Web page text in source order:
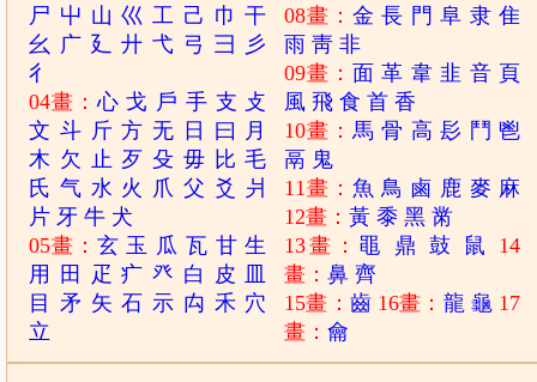
尸 屮 山 巛 工 己 巾 干
幺 广 廴 廾 弋 弓 彐 彡
彳
04畫：心 戈 戶 手 支 攴
文 斗 斤 方 无 日 曰
月
木 欠 止 歹 殳 毋 比 毛
氏 气 水 火 爪 父 爻 爿
片 牙 牛 犬
05畫： 玄 玉 瓜 瓦 甘 生
用
田 疋 疒 癶 白 皮 皿
目 矛 矢 石 示 禸 禾 穴
立
08畫： 金 長 門 阜 隶 隹
雨 靑 非
09畫： 面 革 韋 韭 音 頁
風 飛 食 首 香
10畫： 馬 骨 高 髟 鬥 鬯
鬲 鬼
11畫： 魚 鳥 鹵 鹿 麥 麻
12畫：黃 黍 黑 黹
13畫：黽 鼎 鼓 鼠
14
畫：鼻 齊
15畫： 齒 16畫： 龍 龜 17
畫：龠